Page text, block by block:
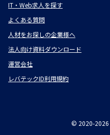
IT・Web求人を探す
よくある質問
人材をお探しの企業様へ
法人向け資料ダウンロード
運営会社
レバテックID利用規約
© 2020-2026